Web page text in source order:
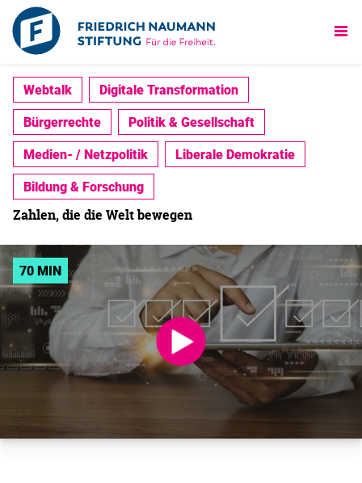
Webtalk
Digitale Transformation
Bürgerrechte
Politik & Gesellschaft
Medien- / Netzpolitik
Liberale Demokratie
Bildung & Forschung
Zahlen, die die Welt bewegen
70 MIN